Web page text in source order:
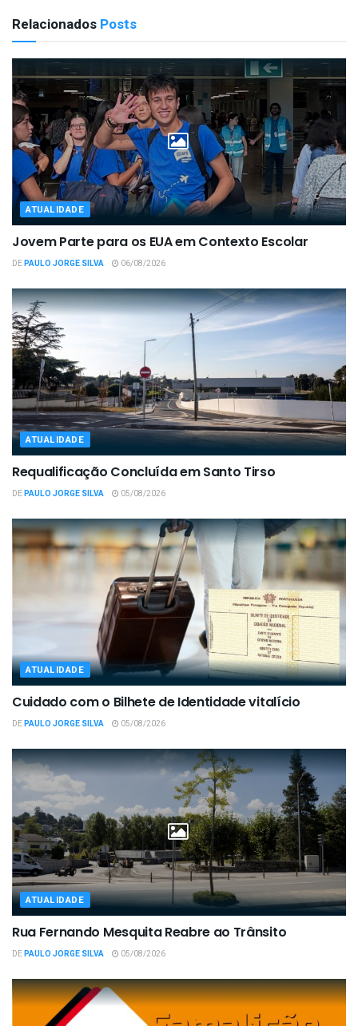
Relacionados Posts
ATUALIDADE
Jovem Parte para os EUA em Contexto Escolar
DEPAULO JORGE SILVA 06/08/2026
ATUALIDADE
Requalificação Concluída em Santo Tirso
DEPAULO JORGE SILVA 05/08/2026
ATUALIDADE
Cuidado com o Bilhete de Identidade vitalício
DEPAULO JORGE SILVA 05/08/2026
ATUALIDADE
Rua Fernando Mesquita Reabre ao Trânsito
DEPAULO JORGE SILVA 05/08/2026